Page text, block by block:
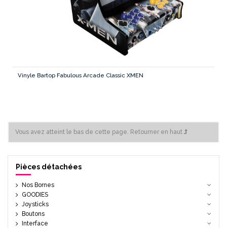
Vinyle Bartop Fabulous Arcade Classic XMEN
Vous avez atteint le bas de cette page. Retourner en haut
Pièces détachées
Nos Bornes
GOODIES
Joysticks
Boutons
Interface